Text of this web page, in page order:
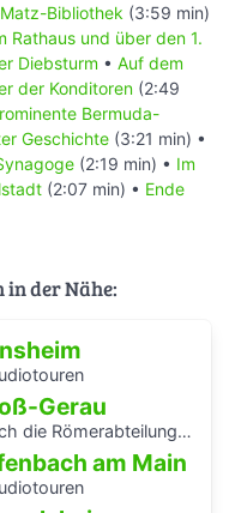
Bibliothek (3:59 min)
Rathaus und über den 1.
Diebsturm • Auf dem
der Konditoren (2:49
Bermuda-
Geschichte (3:21 min) •
(2:19 min) • Im
(2:07 min) • Ende
der Nähe:
Gerau
im Stadtmuseum Groß-Gerau - ein Audioguide von Kindern für Kinder
am Main